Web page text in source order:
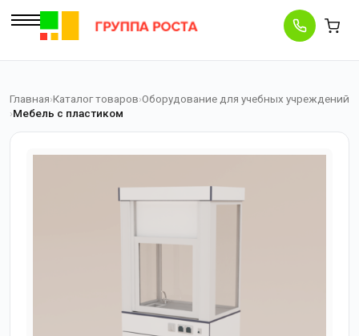
Главная Каталог товаров Оборудование для учебных учреждений
Мебель с пластиком